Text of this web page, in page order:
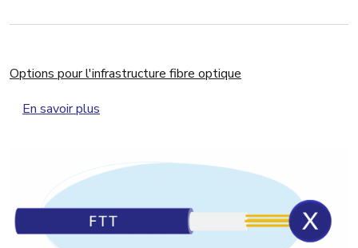
Options pour l'infrastructure fibre optique
En savoir plus